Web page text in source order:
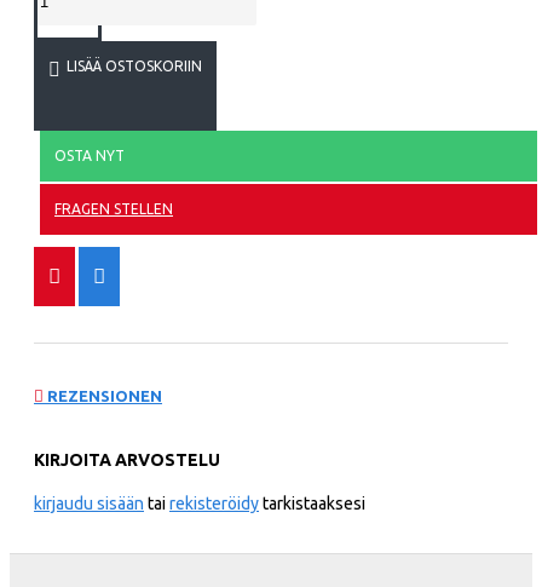
LISÄÄ OSTOSKORIIN
OSTA NYT
FRAGEN STELLEN
REZENSIONEN
KIRJOITA ARVOSTELU
kirjaudu sisään tairekisteröidytarkistaaksesi